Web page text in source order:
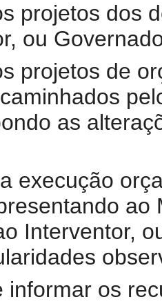
projetos dos
ou
projetos de
as
execução
ao
Interventor,
informar os